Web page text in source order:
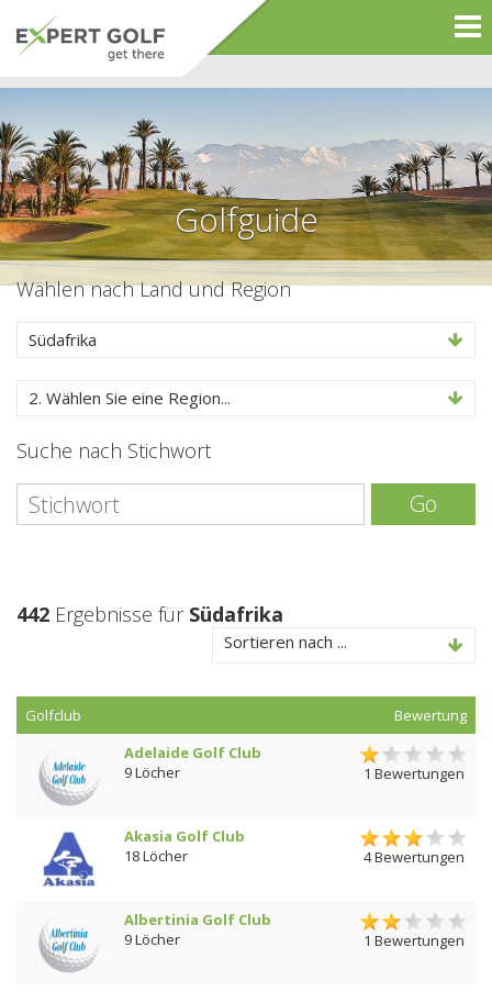
Golfguide
Wählen nach Land und Region
Südafrika
2. Wählen Sie eine Region...
Suche nach Stichwort
Go
442 Ergebnisse für Südafrika
Sortieren nach ...
Golfclub
Bewertung
Adelaide Golf Club
9 Löcher
1 Bewertungen
Akasia Golf Club
18 Löcher
4 Bewertungen
Albertinia Golf Club
9 Löcher
1 Bewertungen